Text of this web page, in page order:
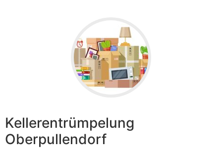
Kellerentrümpelung
Oberpullendorf